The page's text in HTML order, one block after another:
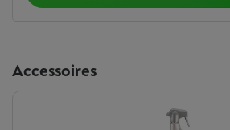
Accessoires